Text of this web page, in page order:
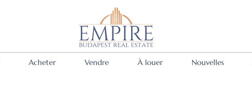
Acheter Vendre À louer Nouvelles